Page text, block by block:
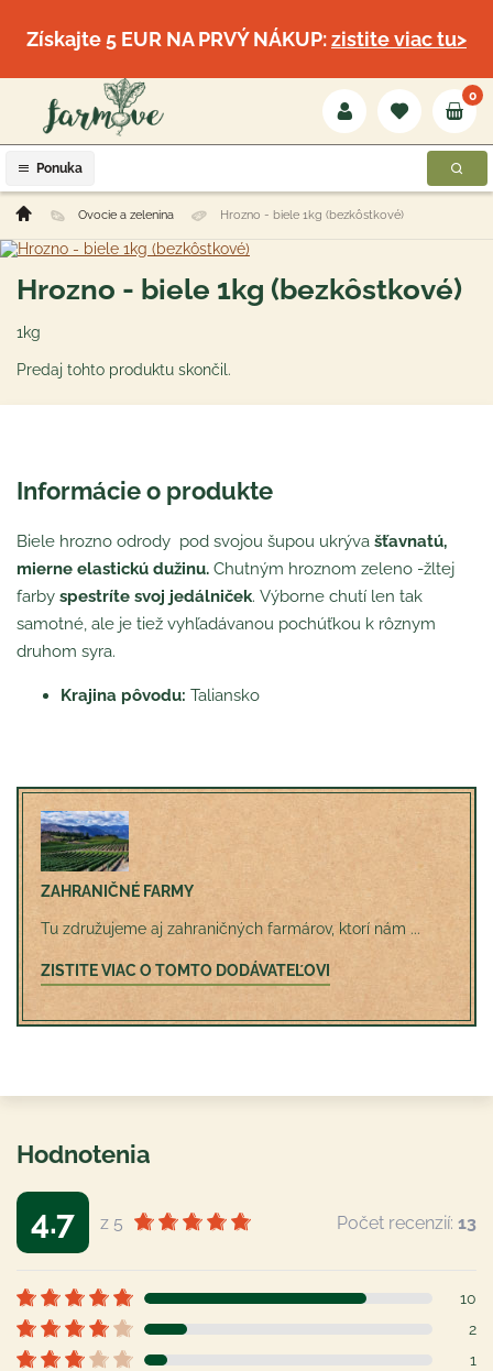
Získajte 5 EUR NA PRVÝ NÁKUP:zistite viac tu>
Ponuka
0
Ovocie a zelenina Hrozno - biele 1kg (bezkôstkové)
Hrozno - biele 1kg (bezkôstkové)
1kg
Predaj tohto produktu skončil.
Informácie o produkte
Biele hrozno odrody pod svojou šupou ukrýva šťavnatú,
mierne elastickú dužinu. Chutným hroznom zeleno -žltej
farby spestríte svoj jedálniček. Výborne chutí len tak
samotné, ale je tiež vyhľadávanou pochúťkou k rôznym
druhom syra.
Krajina pôvodu: Taliansko
ZAHRANIČNÉ FARMY
Tu združujeme aj zahraničných farmárov, ktorí nám ...
ZISTITE VIAC O TOMTO DODÁVATEĽOVI
Hodnotenia
4.7 z 5 Počet recenzií: 13
10
2
1